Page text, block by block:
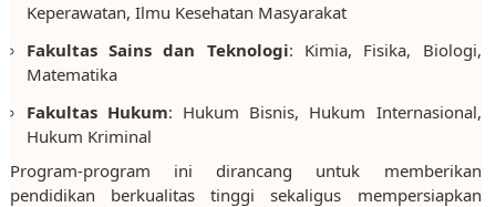
Keperawatan, Ilmu Kesehatan Masyarakat
Fakultas Sains dan Teknologi: Kimia, Fisika, Biologi,
Matematika
Fakultas Hukum: Hukum Bisnis, Hukum Internasional,
Hukum Kriminal
Program-program ini dirancang untuk memberikan
pendidikan berkualitas tinggi sekaligus mempersiapkan